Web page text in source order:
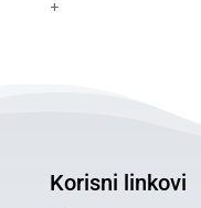
+
Korisni linkovi